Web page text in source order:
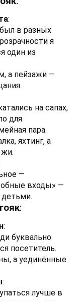
:
в разных
я
один из
а пейзажи —
на сапах,
для
пара.
яхтинг, а
—
входы» —
:
:
буквально
посетитель.
а уединённые
:
лучше в